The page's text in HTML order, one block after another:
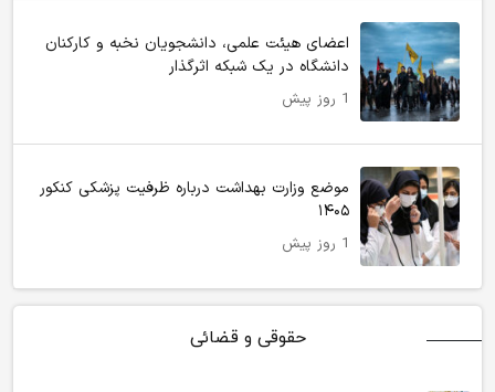
اعضای هیئت علمی، دانشجویان نخبه و کارکنان
دانشگاه در یک شبکه‌ اثرگذار
1 روز پیش
موضع وزارت بهداشت درباره ظرفیت پزشکی کنکور
۱۴۰۵
1 روز پیش
حقوقی و قضائی